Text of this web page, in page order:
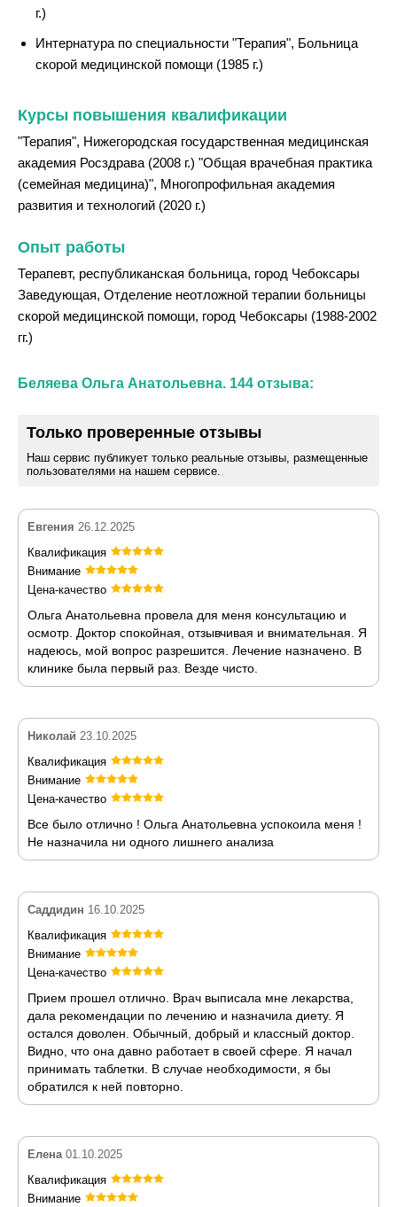
г.)
Интернатура по специальности "Терапия", Больница
скорой медицинской помощи (1985 г.)
Курсы повышения квалификации
"Терапия", Нижегородская государственная медицинская
академия Росздрава (2008 г.) "Общая врачебная практика
(семейная медицина)", Многопрофильная академия
развития и технологий (2020 г.)
Опыт работы
Терапевт, республиканская больница, город Чебоксары
Заведующая, Отделение неотложной терапии больницы
скорой медицинской помощи, город Чебоксары (1988-2002
гг.)
Беляева Ольга Анатольевна. 144 отзыва:
Только проверенные отзывы
Наш сервис публикует только реальные отзывы, размещенные
пользователями на нашем сервисе.
Евгения 26.12.2025
Квалификация
Внимание
Цена-качество
Ольга Анатольевна провела для меня консультацию и
осмотр. Доктор спокойная, отзывчивая и внимательная. Я
надеюсь, мой вопрос разрешится. Лечение назначено. В
клинике была первый раз. Везде чисто.
Николай 23.10.2025
Квалификация
Внимание
Цена-качество
Все было отлично ! Ольга Анатольевна успокоила меня !
Не назначила ни одного лишнего анализа
Саддидин 16.10.2025
Квалификация
Внимание
Цена-качество
Прием прошел отлично. Врач выписала мне лекарства,
дала рекомендации по лечению и назначила диету. Я
остался доволен. Обычный, добрый и классный доктор.
Видно, что она давно работает в своей сфере. Я начал
принимать таблетки. В случае необходимости, я бы
обратился к ней повторно.
Елена 01.10.2025
Квалификация
Внимание